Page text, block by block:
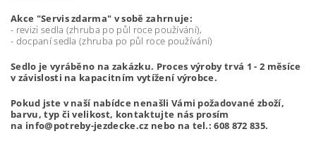
Akce "Servis zdarma" v sobě zahrnuje:
- revizi sedla (zhruba po půl roce používání),
- docpaní sedla (zhruba po půl roce používání)
Sedlo je vyráběno na zakázku. Proces výroby trvá 1 - 2 měsíce
v závislosti na kapacitním vytížení výrobce.
Pokud jste v naší nabídce nenašli Vámi požadované zboží,
barvu, typ či velikost, kontaktujte nás prosím
na info@potreby-jezdecke.cz nebo na tel.: 608 872 835.